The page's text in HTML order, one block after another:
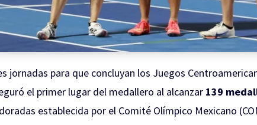
jornadas para que concluyan los Juegos
el primer lugar del medallero al alcanzar 139
establecida por el Comité Olímpico Mexicano